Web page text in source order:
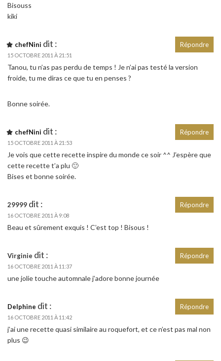
Bisouss
kiki
chefNini dit :
15 OCTOBRE 2011 À 21:51
Tanou, tu n’as pas perdu de temps ! Je n’ai pas testé la version
froide, tu me diras ce que tu en penses ?
Bonne soirée.
Répondre
chefNini dit :
15 OCTOBRE 2011 À 21:53
Je vois que cette recette inspire du monde ce soir ^^ J’espère que
cette recette t’a plu 🙂
Bises et bonne soirée.
Répondre
29999 dit :
16 OCTOBRE 2011 À 9:08
Beau et sûrement exquis ! C’est top ! Bisous !
Répondre
Virginie dit :
16 OCTOBRE 2011 À 11:37
une jolie touche automnale j’adore bonne journée
Répondre
Delphine dit :
16 OCTOBRE 2011 À 11:42
j’ai une recette quasi similaire au roquefort, et ce n’est pas mal non
plus 😉
Répondre